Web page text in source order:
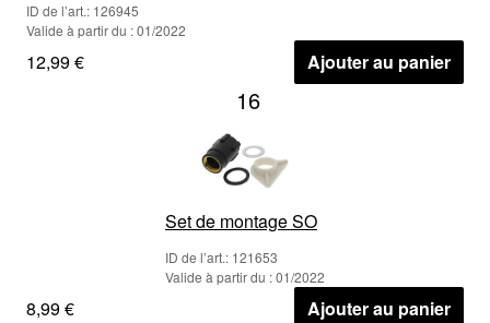
ID de l’art.: 126945
Valide à partir du : 01/2022
12,99 € Ajouter au panier
16
Set de montage SO
ID de l’art.: 121653
Valide à partir du : 01/2022
8,99 € Ajouter au panier